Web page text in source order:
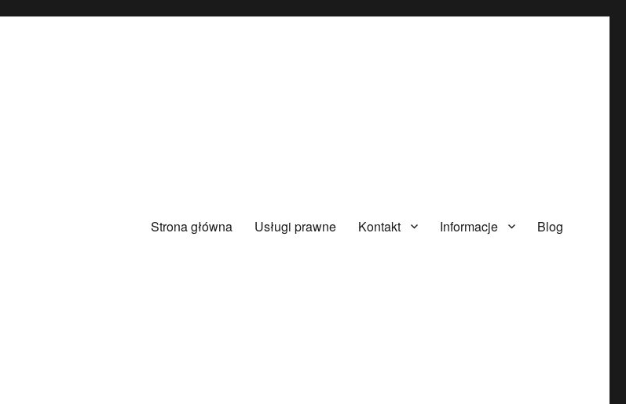
Strona główna Usługi prawne Kontakt Informacje Blog